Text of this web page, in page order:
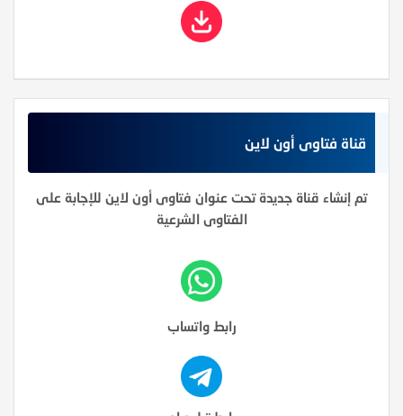
قناة فتاوى أون لاين
تم إنشاء قناة جديدة تحت عنوان فتاوى أون لاين للإجابة على
الفتاوى الشرعية
رابط واتساب